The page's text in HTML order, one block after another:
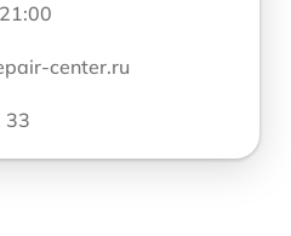
center.ru
33